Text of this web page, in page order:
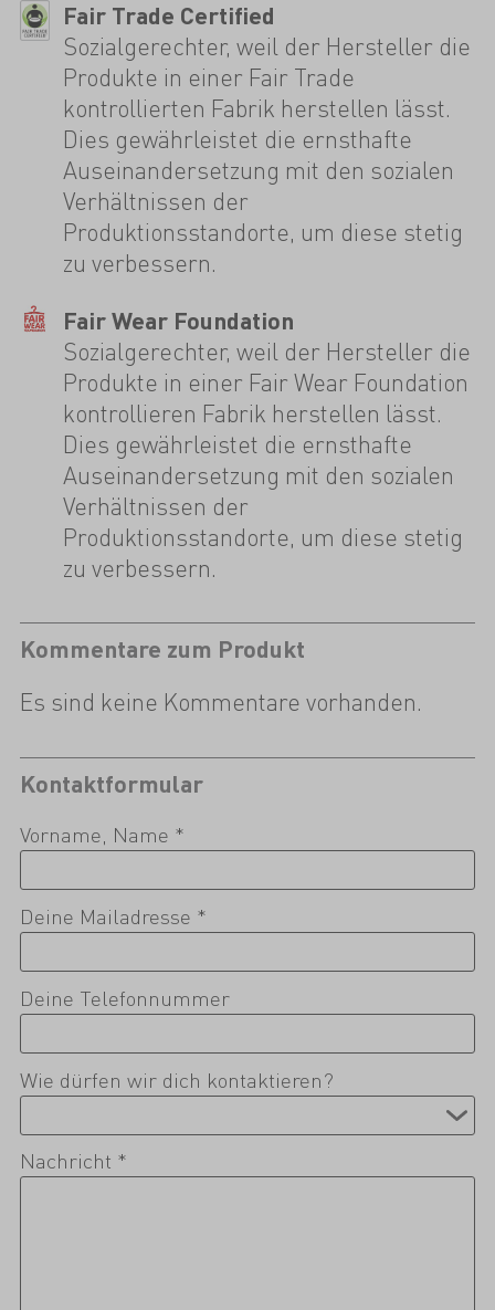
Fair Trade Certified
Sozialgerechter, weil der Hersteller die
Produkte in einer Fair Trade
kontrollierten Fabrik herstellen lässt.
Dies gewährleistet die ernsthafte
Auseinandersetzung mit den sozialen
Verhältnissen der
Produktionsstandorte, um diese stetig
zu verbessern.
Fair Wear Foundation
Sozialgerechter, weil der Hersteller die
Produkte in einer Fair Wear Foundation
kontrollieren Fabrik herstellen lässt.
Dies gewährleistet die ernsthafte
Auseinandersetzung mit den sozialen
Verhältnissen der
Produktionsstandorte, um diese stetig
zu verbessern.
Kommentare zum Produkt
Es sind keine Kommentare vorhanden.
Kontaktformular
Vorname, Name *
Deine Mailadresse *
Deine Telefonnummer
Wie dürfen wir dich kontaktieren?
Nachricht *